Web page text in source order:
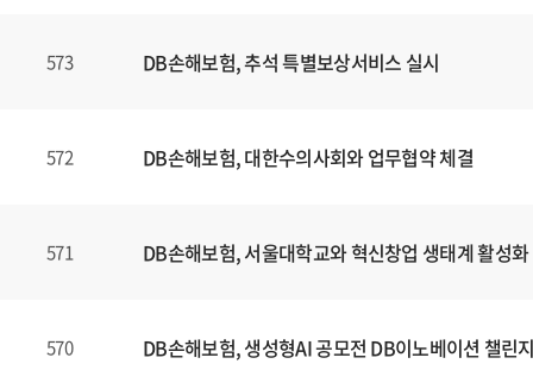
573 DB손해보험, 추석 특별보상서비스 실시
572 DB손해보험, 대한수의사회와 업무협약 체결
571 DB손해보험, 서울대학교와 혁신창업 생태계 활성
570 DB손해보험, 생성형AI 공모전 DB이노베이션 챌린